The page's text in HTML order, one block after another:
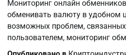
Мониторинг онлайн
обменивать валюту в удобном
возможных проблем,
пользователем, мониторинг